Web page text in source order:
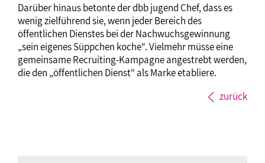
Darüber hinaus betonte der dbb jugend Chef, dass es
wenig zielführend sie, wenn jeder Bereich des
öffentlichen Dienstes bei der Nachwuchsgewinnung
„sein eigenes Süppchen koche“. Vielmehr müsse eine
gemeinsame Recruiting-Kampagne angestrebt werden,
die den „öffentlichen Dienst“ als Marke etabliere.
zurück